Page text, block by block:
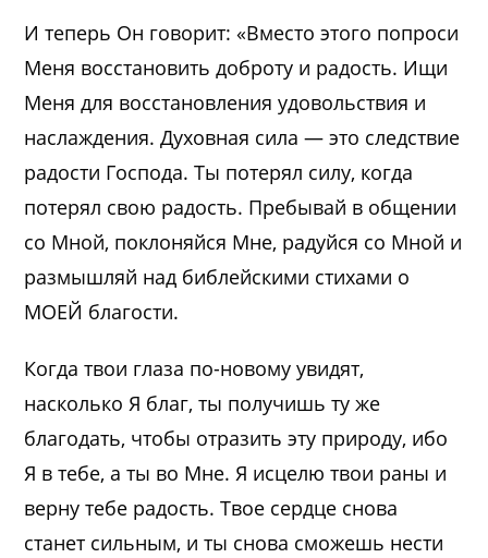
И теперь Он говорит: «Вместо этого попроси
Меня восстановить доброту и радость. Ищи
Меня для восстановления удовольствия и
наслаждения. Духовная сила — это следствие
радости Господа. Ты потерял силу, когда
потерял свою радость. Пребывай в общении
со Мной, поклоняйся Мне, радуйся со Мной и
размышляй над библейскими стихами о
МОЕЙ благости.
Когда твои глаза по-новому увидят,
насколько Я благ, ты получишь ту же
благодать, чтобы отразить эту природу, ибо
Я в тебе, а ты во Мне. Я исцелю твои раны и
верну тебе радость. Твое сердце снова
станет сильным, и ты снова сможешь нести